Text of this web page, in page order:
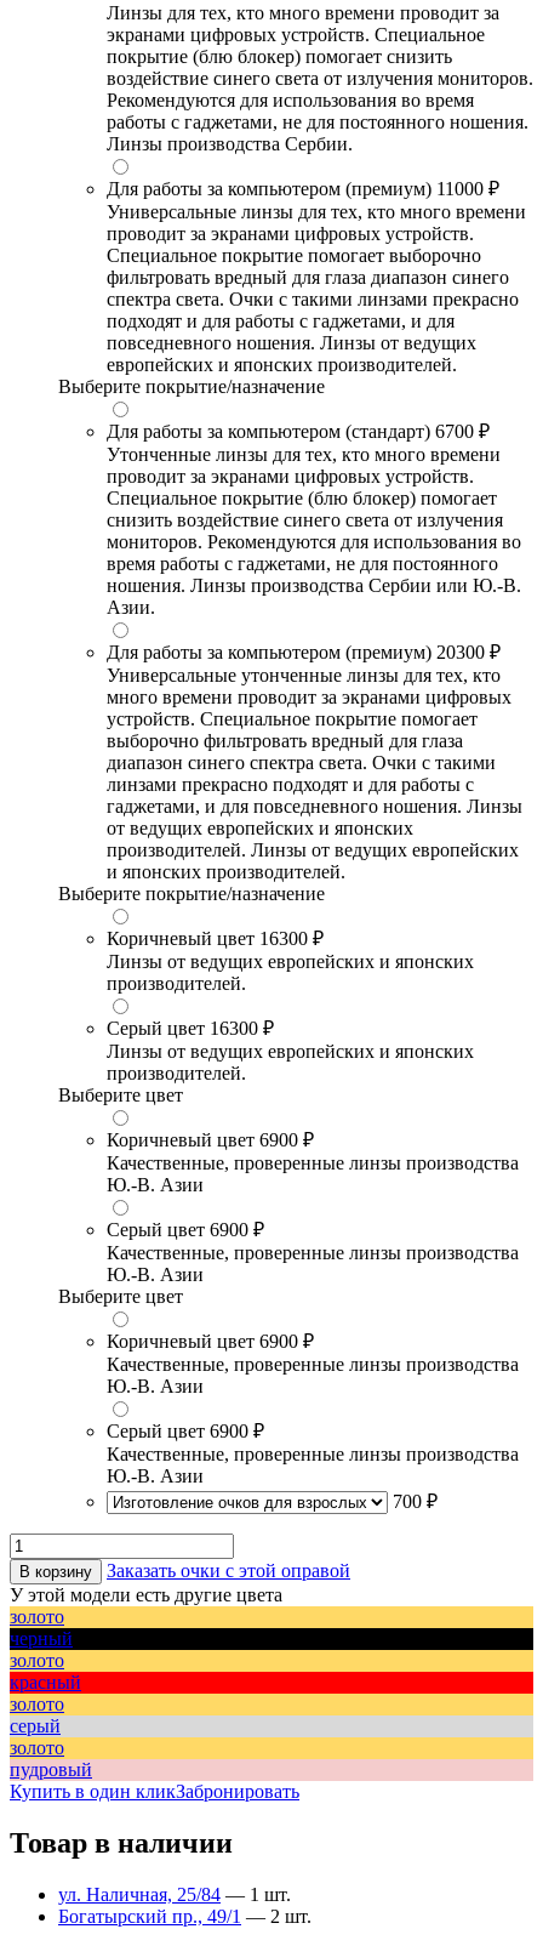
Линзы для тех, кто много времени проводит за
экранами цифровых устройств. Специальное
покрытие (блю блокер) помогает снизить
воздействие синего света от излучения мониторов.
Рекомендуются для использования во время
работы с гаджетами, не для постоянного ношения.
Линзы производства Сербии.
Для работы за компьютером (премиум) 11000 ₽
Универсальные линзы для тех, кто много времени
проводит за экранами цифровых устройств.
Специальное покрытие помогает выборочно
фильтровать вредный для глаза диапазон синего
спектра света. Очки с такими линзами прекрасно
подходят и для работы с гаджетами, и для
повседневного ношения. Линзы от ведущих
европейских и японских производителей.
Выберите покрытие/назначение
Для работы за компьютером (стандарт) 6700 ₽
Утонченные линзы для тех, кто много времени
проводит за экранами цифровых устройств.
Специальное покрытие (блю блокер) помогает
снизить воздействие синего света от излучения
мониторов. Рекомендуются для использования во
время работы с гаджетами, не для постоянного
ношения. Линзы производства Сербии или Ю.-В.
Азии.
Для работы за компьютером (премиум) 20300 ₽
Универсальные утонченные линзы для тех, кто
много времени проводит за экранами цифровых
устройств. Специальное покрытие помогает
выборочно фильтровать вредный для глаза
диапазон синего спектра света. Очки с такими
линзами прекрасно подходят и для работы с
гаджетами, и для повседневного ношения. Линзы
от ведущих европейских и японских
производителей. Линзы от ведущих европейских
и японских производителей.
Выберите покрытие/назначение
Коричневый цвет 16300 ₽
Линзы от ведущих европейских и японских
производителей.
Серый цвет 16300 ₽
Линзы от ведущих европейских и японских
производителей.
Выберите цвет
Коричневый цвет 6900 ₽
Качественные, проверенные линзы производства
Ю.-В. Азии
Серый цвет 6900 ₽
Качественные, проверенные линзы производства
Ю.-В. Азии
Выберите цвет
Коричневый цвет 6900 ₽
Качественные, проверенные линзы производства
Ю.-В. Азии
Серый цвет 6900 ₽
Качественные, проверенные линзы производства
Ю.-В. Азии
700 ₽
В корзину
Заказать очки с этой оправой
У этой модели есть другие цвета
золото
черный
золото
красный
золото
серый
золото
пудровый
Купить в один кликЗабронировать
Товар в наличии
ул. Наличная, 25/84 — 1 шт.
Богатырский пр., 49/1 — 2 шт.